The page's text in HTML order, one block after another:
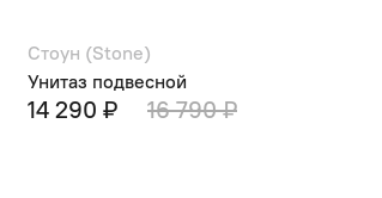
Стоун (Stone)
Унитаз подвесной
14 290 ₽ 16 790 ₽